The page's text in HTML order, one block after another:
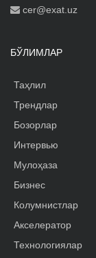
cer@exat.uz
БЎЛИМЛАР
Таҳлил
Трендлар
Бозорлар
Интервью
Мулоҳаза
Бизнес
Колумнистлар
Акселератор
Технологиялар